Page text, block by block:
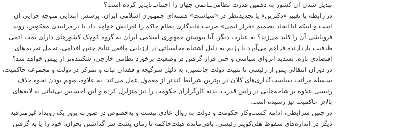
تبدیل شدن آن کشور به دهمین قدرت نظامی‌ــاتمی جهان را اجتناب‌ناپذیر کرده است؟
در رابطه با تغییر «دکترین» یا تجدیدنظر در «سیاست» هسته‌ای جمهوری اسلامی ایران، پرسش ابتدایی متوجه چرایی آن
است و اینکه آیا اتخاذ تصمیم «فرار اتمی» ضریب ماندگاری نظام حاکم را افزایش خواهد داد یا در فرایندی معکوس، روند
فروپاشی آن را کلید می‌زند؟ به عبارت دیگر، آیا پیوستن جمهوری اسلامی ایران به گروه کوچک کشورهای دارای بمب اتمی
ظرفیت بازدارنده فراهم می‌آورد یا رژیم به دلیل اشتباه محاسباتی در ارزیابی واقعی نتایج چنین اقدامی، تحمل تحریم‌های
اقتصادی تازه، تشدید انزوای سیاسی و حتی قرار گرفتن در وضعیت برخورد نظامی خارجی، شکننده‌تر از پیش خواهد شد؟
در دوران انتقالی پس از رئیسی تا تثبیت دولت جانشین، به دلیل سرگیجه و فقدان ثبات و تمرکز در دولت و مجموعه حاکمیت،
سلسله مراتب سیاست‌گذاری‌های کلان در بهترین شرایط کندتر از معمول عمل می‌کند. به علاوه، مبهم بودن نحوه حذف
رئیسی علاوه بر شاخه‌هایی در راس قدرت، بدنه کارگزاران حکومت را نیز متزلزل کرده و این احساس بی‌ثباتی به لایه‌های
بالاتر حاکمیت نیز رسیده است.
در چنین شرایطی، ادامه کسب‌وکار حکومت و دولت به روال عادی نیست و به‌خصوص در صورت بروز یک رویداد غیرمترقبه
دیگر در اندازه‌های سقوط هلی‌کوپتر رئیسی، باقی‌مانده هیئت‌حاکمه تا زمان پشت سر گذاشتن بحران، خود را یا به گرفتن